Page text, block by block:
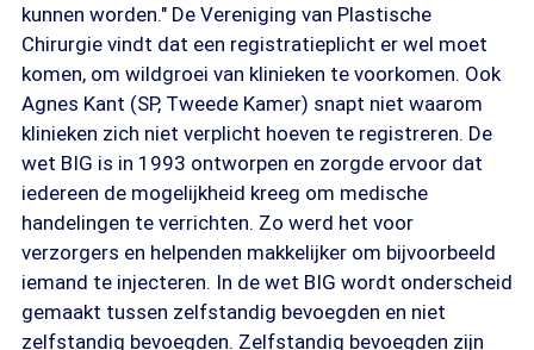
kunnen worden." De Vereniging van Plastische
Chirurgie vindt dat een registratieplicht er wel moet
komen, om wildgroei van klinieken te voorkomen. Ook
Agnes Kant (SP, Tweede Kamer) snapt niet waarom
klinieken zich niet verplicht hoeven te registreren. De
wet BIG is in 1993 ontworpen en zorgde ervoor dat
iedereen de mogelijkheid kreeg om medische
handelingen te verrichten. Zo werd het voor
verzorgers en helpenden makkelijker om bijvoorbeeld
iemand te injecteren. In de wet BIG wordt onderscheid
gemaakt tussen zelfstandig bevoegden en niet
zelfstandig bevoegden. Zelfstandig bevoegden zijn